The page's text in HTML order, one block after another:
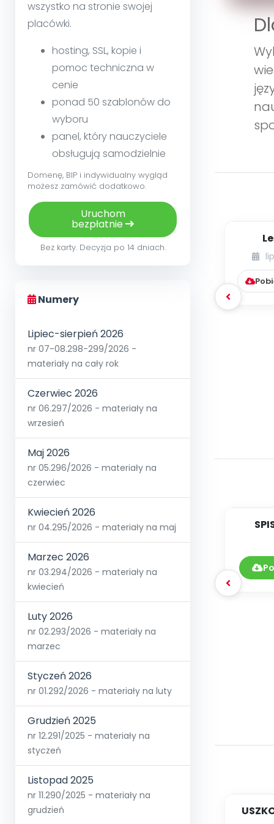
wszystko na stronie swojej
placówki.
hosting, SSL, kopie i
pomoc techniczna w
cenie
ponad 50 szablonów do
wyboru
panel, który nauczyciele
obsługują samodzielnie
Domenę, BIP i indywidualny wygląd
możesz zamówić dodatkowo.
Uruchom
bezpłatnie
Bez karty. Decyzja po 14 dniach.
Numery
Lipiec-sierpień 2026
nr 07-08.298-299/2026 -
materiały na cały rok
Czerwiec 2026
nr 06.297/2026 - materiały na
wrzesień
Maj 2026
nr 05.296/2026 - materiały na
czerwiec
Kwiecień 2026
nr 04.295/2026 - materiały na maj
Marzec 2026
nr 03.294/2026 - materiały na
kwiecień
Luty 2026
nr 02.293/2026 - materiały na
marzec
Styczeń 2026
nr 01.292/2026 - materiały na luty
Grudzień 2025
nr 12.291/2025 - materiały na
styczeń
Listopad 2025
nr 11.290/2025 - materiały na
grudzień